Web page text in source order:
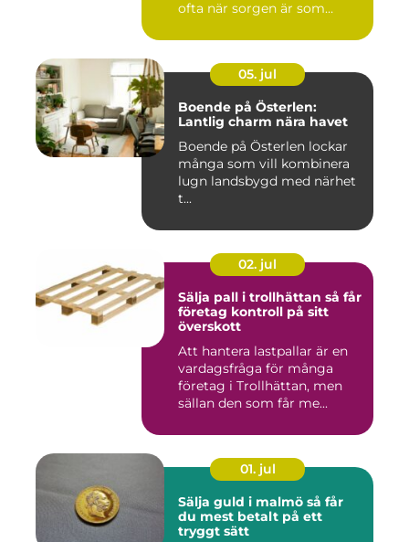
ofta när sorgen är som
05. jul
Boende på Österlen:
Lantlig charm nära havet
Boende på Österlen lockar
många som vill kombinera
lugn landsbygd med närhet
t...
02. jul
Sälja pall i trollhättan så får
företag kontroll på sitt
överskott
Att hantera lastpallar är en
vardagsfråga för många
företag i Trollhättan, men
sällan den som får me...
01. jul
Sälja guld i malmö så får
du mest betalt på ett
tryggt sätt